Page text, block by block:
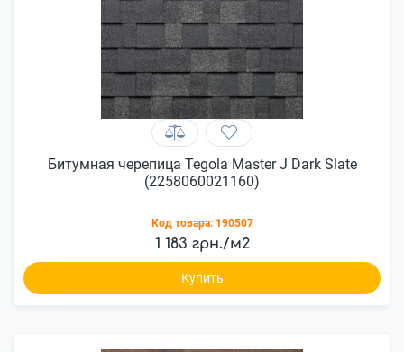
Битумная черепица Tegola Master J Dark Slate
(2258060021160)
Код товара: 190507
1 183 грн./м2
Купить